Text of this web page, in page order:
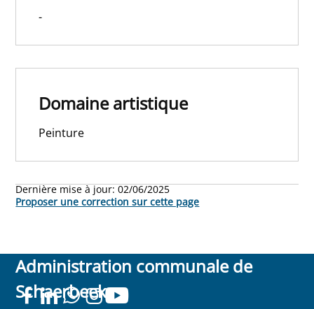
-
Domaine artistique
Peinture
Dernière mise à jour:02/06/2025
Proposer une correction sur cette page
Administration communale de
Schaerbeek